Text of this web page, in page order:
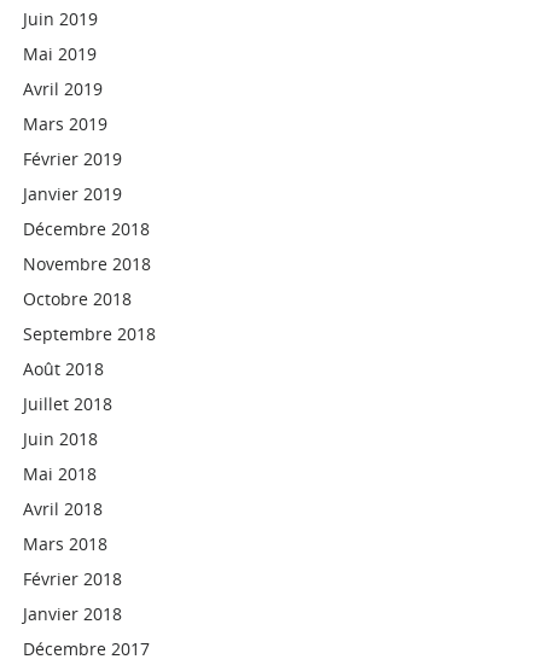
Juin 2019
Mai 2019
Avril 2019
Mars 2019
Février 2019
Janvier 2019
Décembre 2018
Novembre 2018
Octobre 2018
Septembre 2018
Août 2018
Juillet 2018
Juin 2018
Mai 2018
Avril 2018
Mars 2018
Février 2018
Janvier 2018
Décembre 2017